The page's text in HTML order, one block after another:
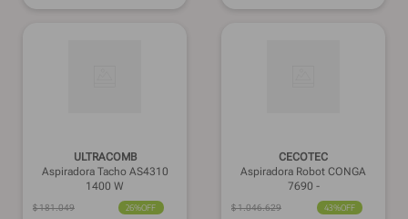
ULTRACOMB
Aspiradora Tacho AS4310
1400 W
$181.049 26%OFF
CECOTEC
Aspiradora Robot CONGA
7690 -
$1.046.629 43%OFF